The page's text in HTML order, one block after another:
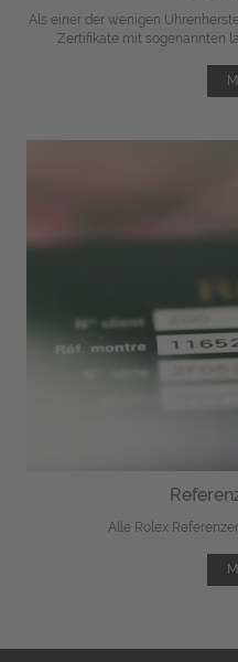
Als einer der wenigen
Zertifikate mit sogenannten
Alle Rolex